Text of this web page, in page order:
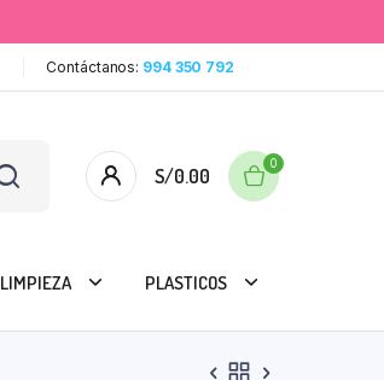
Contáctanos: 994 350 792
S/0.00
0
LIMPIEZA PLASTICOS